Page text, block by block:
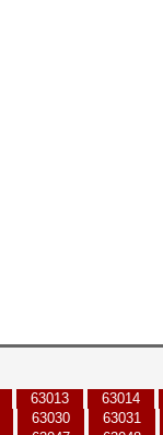
63013 63014
63030 63031